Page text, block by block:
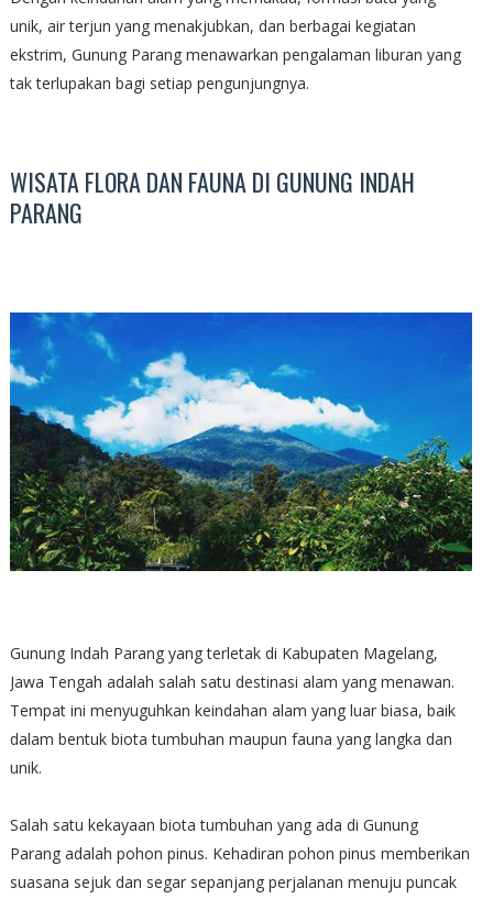
unik, air terjun yang menakjubkan, dan berbagai kegiatan
ekstrim, Gunung Parang menawarkan pengalaman liburan yang
tak terlupakan bagi setiap pengunjungnya.
WISATA FLORA DAN FAUNA DI GUNUNG INDAH
PARANG
Gunung Indah Parang yang terletak di Kabupaten Magelang,
Jawa Tengah adalah salah satu destinasi alam yang menawan.
Tempat ini menyuguhkan keindahan alam yang luar biasa, baik
dalam bentuk biota tumbuhan maupun fauna yang langka dan
unik.
Salah satu kekayaan biota tumbuhan yang ada di Gunung
Parang adalah pohon pinus. Kehadiran pohon pinus memberikan
suasana sejuk dan segar sepanjang perjalanan menuju puncak